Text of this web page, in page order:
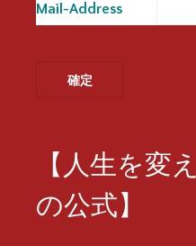
Mail-Address
【人生を変
の公式】